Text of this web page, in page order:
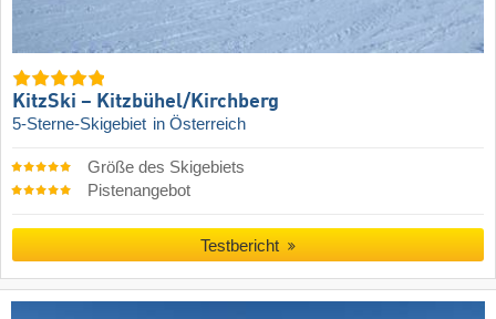
KitzSki – Kitzbühel/​Kirchberg
5-Sterne-Skigebiet in Österreich
Größe des Skigebiets
Pistenangebot
Testbericht